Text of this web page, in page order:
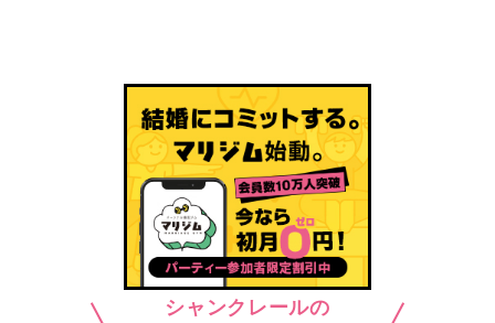
シャンクレールの